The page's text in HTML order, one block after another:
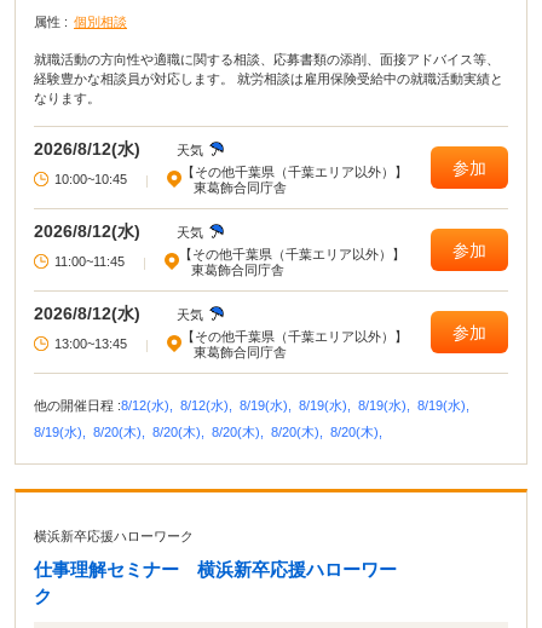
属性 : 個別相談
就職活動の方向性や適職に関する相談、応募書類の添削、面接アドバイス等、
経験豊かな相談員が対応します。 就労相談は雇用保険受給中の就職活動実績と
なります。
2026/8/12(水)
天気
10:00~10:45
|
【その他千葉県（千葉エリア以外）】
東葛飾合同庁舎
参加
2026/8/12(水)
天気
11:00~11:45
|
【その他千葉県（千葉エリア以外）】
東葛飾合同庁舎
参加
2026/8/12(水)
天気
13:00~13:45
|
【その他千葉県（千葉エリア以外）】
東葛飾合同庁舎
参加
他の開催日程 :8/12(水), 8/12(水), 8/19(水), 8/19(水), 8/19(水),
8/19(水),
8/19(水),
8/20(木), 8/20(木), 8/20(木), 8/20(木), 8/20(木),
横浜新卒応援ハローワーク
仕事理解セミナー 横浜新卒応援ハローワー
ク